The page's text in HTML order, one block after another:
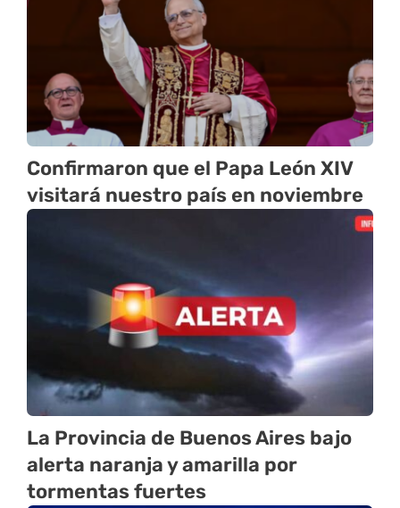
Confirmaron que el Papa León XIV
visitará nuestro país en noviembre
La Provincia de Buenos Aires bajo
alerta naranja y amarilla por
tormentas fuertes